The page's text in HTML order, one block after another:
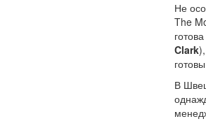
Не
The
Clark
В